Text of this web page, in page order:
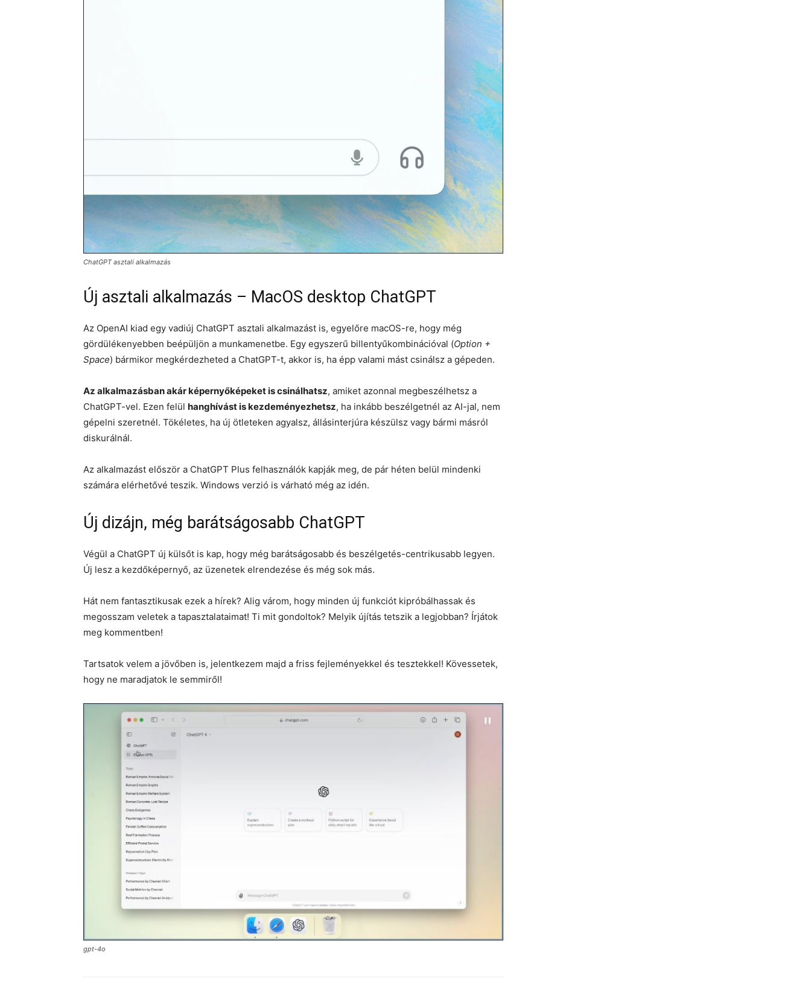
ChatGPT asztali alkalmazás
Új asztali alkalmazás – MacOS desktop ChatGPT
Az OpenAI kiad egy vadiúj ChatGPT asztali alkalmazást is, egyelőre macOS-re, hogy még
gördülékenyebben beépüljön a munkamenetbe. Egy egyszerű billentyűkombinációval (Option +
Space) bármikor megkérdezheted a ChatGPT-t, akkor is, ha épp valami mást csinálsz a gépeden.
Az alkalmazásban akár képernyőképeket is csinálhatsz, amiket azonnal megbeszélhetsz a
ChatGPT-vel. Ezen felül hanghívást is kezdeményezhetsz, ha inkább beszélgetnél az AI-jal, nem
gépelni szeretnél. Tökéletes, ha új ötleteken agyalsz, állásinterjúra készülsz vagy bármi másról
diskurálnál.
Az alkalmazást először a ChatGPT Plus felhasználók kapják meg, de pár héten belül mindenki
számára elérhetővé teszik. Windows verzió is várható még az idén.
Új dizájn, még barátságosabb ChatGPT
Végül a ChatGPT új külsőt is kap, hogy még barátságosabb és beszélgetés-centrikusabb legyen.
Új lesz a kezdőképernyő, az üzenetek elrendezése és még sok más.
Hát nem fantasztikusak ezek a hírek? Alig várom, hogy minden új funkciót kipróbálhassak és
megosszam veletek a tapasztalataimat! Ti mit gondoltok? Melyik újítás tetszik a legjobban? Írjátok
meg kommentben!
Tartsatok velem a jövőben is, jelentkezem majd a friss fejleményekkel és tesztekkel! Kövessetek,
hogy ne maradjatok le semmiről!
gpt-4o